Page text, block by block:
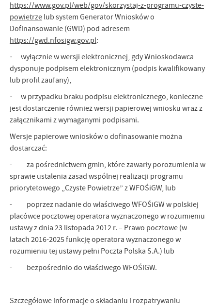
https://www.gov.pl/web/gov/skorzystaj-z-programu-czyste-
powietrze lub system Generator Wniosków o
Dofinansowanie (GWD) pod adresem
https://gwd.nfosigw.gov.pl:
· wyłącznie w wersji elektronicznej, gdy Wnioskodawca
dysponuje podpisem elektronicznym (podpis kwalifikowany
lub profil zaufany),
· w przypadku braku podpisu elektronicznego, konieczne
jest dostarczenie również wersji papierowej wniosku wraz z
załącznikami z wymaganymi podpisami.
Wersje papierowe wniosków o dofinasowanie można
dostarczać:
- za pośrednictwem gmin, które zawarły porozumienia w
sprawie ustalenia zasad wspólnej realizacji programu
priorytetowego „Czyste Powietrze” z WFOŚiGW, lub
- poprzez nadanie do właściwego WFOŚiGW w polskiej
placówce pocztowej operatora wyznaczonego w rozumieniu
ustawy z dnia 23 listopada 2012 r. – Prawo pocztowe (w
latach 2016-2025 funkcję operatora wyznaczonego w
rozumieniu tej ustawy pełni Poczta Polska S.A.) lub
- bezpośrednio do właściwego WFOŚiGW.
Szczegółowe informacje o składaniu i rozpatrywaniu